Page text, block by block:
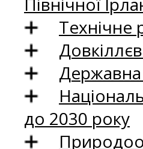
Технічне
Державна
до 2030 року